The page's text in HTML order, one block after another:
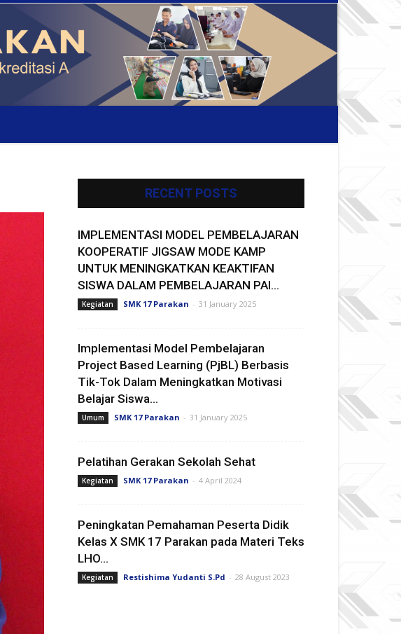
RECENT POSTS
IMPLEMENTASI MODEL PEMBELAJARAN
KOOPERATIF JIGSAW MODE KAMP
UNTUK MENINGKATKAN KEAKTIFAN
SISWA DALAM PEMBELAJARAN PAI...
Kegiatan SMK 17 Parakan - 31 January 2025
Implementasi Model Pembelajaran
Project Based Learning (PjBL) Berbasis
Tik-Tok Dalam Meningkatkan Motivasi
Belajar Siswa...
Umum SMK 17 Parakan - 31 January 2025
Pelatihan Gerakan Sekolah Sehat
Kegiatan SMK 17 Parakan - 4 April 2024
Peningkatan Pemahaman Peserta Didik
Kelas X SMK 17 Parakan pada Materi Teks
LHO...
Kegiatan Restishima Yudanti S.Pd - 28 August 2023